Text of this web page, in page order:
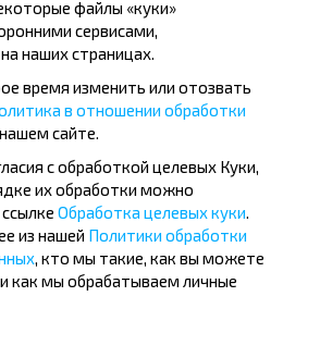
Купить
Купить
файлы «куки»
сервисами,
наших страницах.
время изменить или отозвать
в отношении обработки
сайте.
с обработкой целевых Куки,
их обработки можно
Обработка целевых куки
из нашей Политики обработки
, кто мы такие, как вы можете
как мы обрабатываем личные